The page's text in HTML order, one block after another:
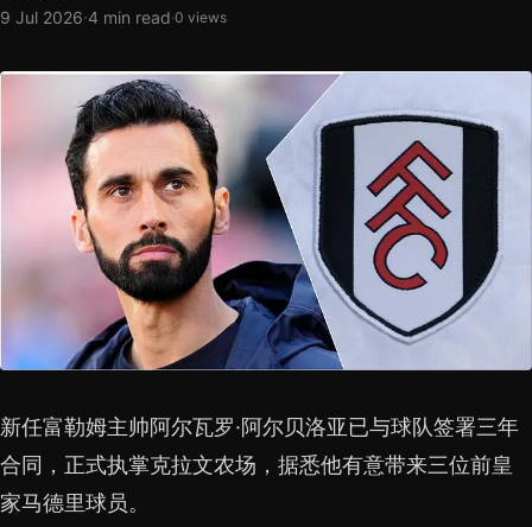
9 Jul 2026·4 min read·0 views
新任富勒姆主帅阿尔瓦罗·阿尔贝洛亚已与球队签署三年
合同，正式执掌克拉文农场，据悉他有意带来三位前皇
家马德里球员。